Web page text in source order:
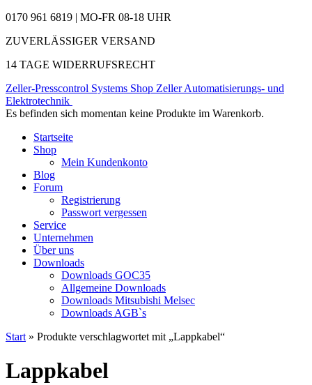
0170 961 6819 | MO-FR 08-18 UHR
ZUVERLÄSSIGER VERSAND
14 TAGE WIDERRUFSRECHT
Zeller-Presscontrol Systems Shop Zeller Automatisierungs- und
Elektrotechnik
Es befinden sich momentan keine Produkte im Warenkorb.
Startseite
Shop
Mein Kundenkonto
Blog
Forum
Registrierung
Passwort vergessen
Service
Unternehmen
Über uns
Downloads
Downloads GOC35
Allgemeine Downloads
Downloads Mitsubishi Melsec
Downloads AGB`s
Start » Produkte verschlagwortet mit „Lappkabel“
Lappkabel